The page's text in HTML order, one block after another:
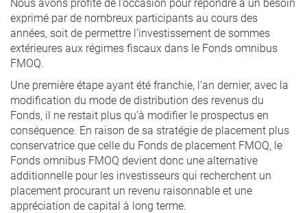
exprimé par de nombreux participants au cours des
années, soit de permettre l’investissement de sommes
extérieures aux régimes fiscaux dans le Fonds omnibus
FMOQ.
Une première étape ayant été franchie, l’an dernier, avec la
modification du mode de distribution des revenus du
Fonds, il ne restait plus qu’à modifier le prospectus en
conséquence. En raison de sa stratégie de placement plus
conservatrice que celle du Fonds de placement FMOQ, le
Fonds omnibus FMOQ devient donc une alternative
additionnelle pour les investisseurs qui recherchent un
placement procurant un revenu raisonnable et une
appréciation de capital à long terme.